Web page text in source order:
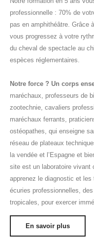
professionnelle : 70% de
pas en amphithéâtre. Grâce
vous progressez à votre
du cheval de spectacle au
espèces réglementaires.
Notre force ? Un corps
maréchaux, professeurs de
zootechnie, cavaliers
maréchaux ferrants,
ostéopathes, qui enseigne
réseau de plateaux
la vendée et l’Espagne et
site est un laboratoire vivant
apprenez le diagnostic et
écuries professionnelles,
tropicales, pour exercer
En savoir plus